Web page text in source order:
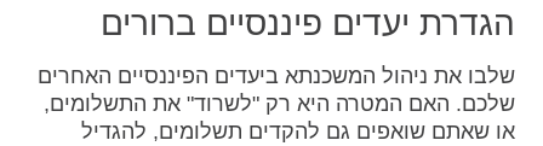
הגדרת יעדים פיננסיים ברורים
שלבו את ניהול המשכנתא ביעדים הפיננסיים האחרים
שלכם. האם המטרה היא רק "לשרוד" את התשלומים,
או שאתם שואפים גם להקדים תשלומים, להגדיל